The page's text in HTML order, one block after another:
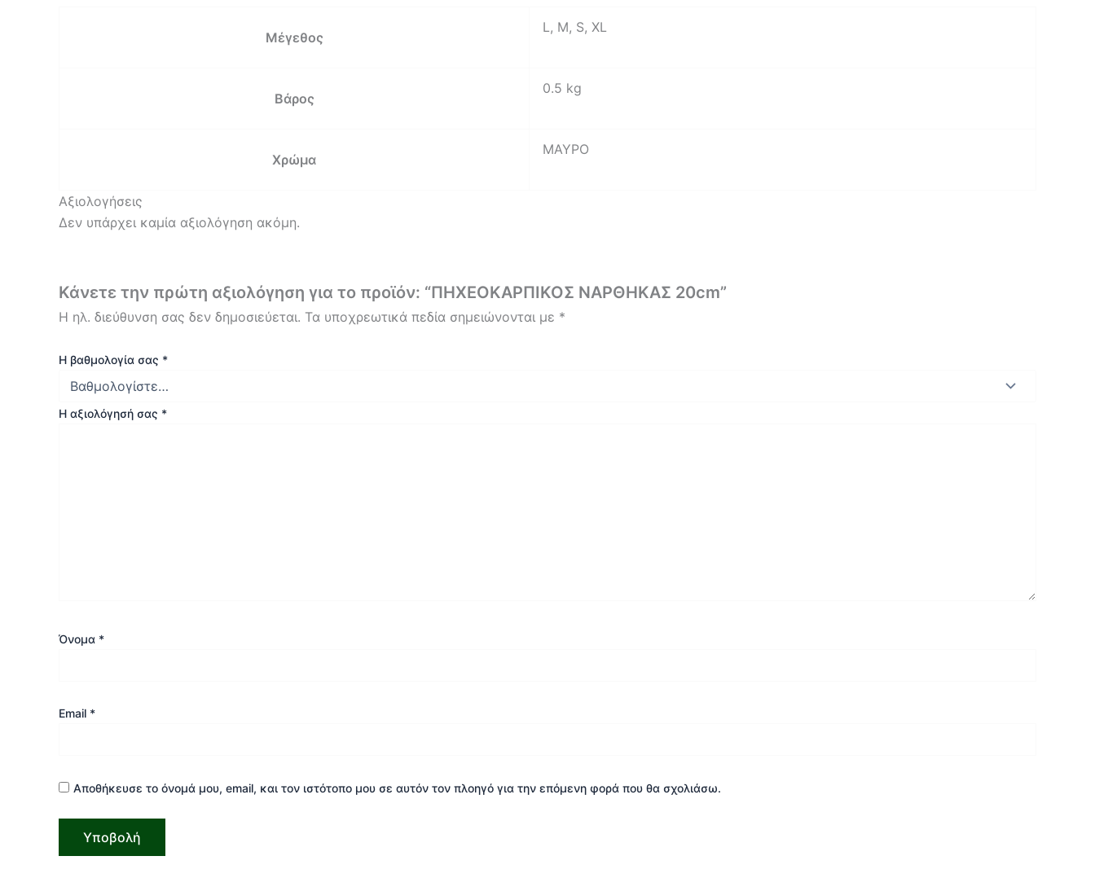
Μέγεθος
L, M, S, XL
Βάρος
0.5 kg
Χρώμα
ΜΑΥΡΟ
Αξιολογήσεις
Δεν υπάρχει καμία αξιολόγηση ακόμη.
Κάνετε την πρώτη αξιολόγηση για το προϊόν: “ΠΗΧΕΟΚΑΡΠΙΚΟΣ ΝΑΡΘΗΚΑΣ 20cm”
Η ηλ. διεύθυνση σας δεν δημοσιεύεται. Τα υποχρεωτικά πεδία σημειώνονται με *
Η βαθμολογία σας *
Η αξιολόγησή σας *
Όνομα *
Email *
Αποθήκευσε το όνομά μου, email, και τον ιστότοπο μου σε αυτόν τον πλοηγό για την επόμενη φορά που θα σχολιάσω.